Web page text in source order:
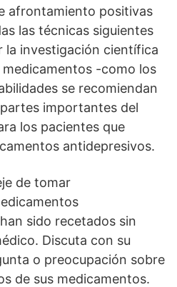
afrontamiento positivas
las técnicas siguientes
la investigación científica
-como los
se recomiendan
importantes del
los pacientes que
antidepresivos.
de tomar
sido recetados sin
Discuta con su
o preocupación sobre
de sus medicamentos.